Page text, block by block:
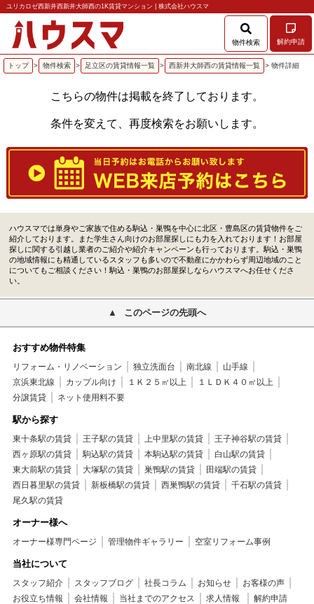
ユリカロゼ西新井西新井大師西の1K賃貸マンション | 株式会社ハウスマ
物件検索 解約申請
トップ > 物件検索 > 足立区の賃貸情報一覧 > 西新井大師西の賃貸情報一覧 > 物件詳細
こちらの物件は掲載を終了しております。
条件を変えて、再度検索をお願いします。
ハウスマでは単身やご家族で住める駒込・巣鴨を中心に北区・豊島区の賃貸物件をご
紹介しております。また学生さん向けのお部屋探しにも力を入れております！お部屋
探しに関する引越し業者のご紹介や紹介キャンペーンも行っております。駒込・巣鴨
の地域情報にも精通しているスタッフも多いので不動産にかかわらず周辺地域のこと
についてもご相談ください！駒込・巣鴨のお部屋探しならハウスマへお任せくださ
い。
このページの先頭へ
おすすめ物件特集
リフォーム・リノベーション 独立洗面台 南北線
山手線
京浜東北線
カップル向け １Ｋ２５㎡以上
１ＬＤＫ４０㎡以上
分譲賃貸
ネット使用料不要
駅から探す
東十条駅の賃貸 王子駅の賃貸 上中里駅の賃貸
王子神谷駅の賃貸
西ヶ原駅の賃貸
駒込駅の賃貸 本駒込駅の賃貸
白山駅の賃貸
東大前駅の賃貸
大塚駅の賃貸 巣鴨駅の賃貸
田端駅の賃貸
西日暮里駅の賃貸
新板橋駅の賃貸 西巣鴨駅の賃貸
千石駅の賃貸
尾久駅の賃貸
オーナー様へ
オーナー様専門ページ 管理物件ギャラリー 空室リフォーム事例
当社について
スタッフ紹介 スタッフブログ 社長コラム お知らせ
お客様の声
お役立ち情報
会社情報 当社までのアクセス 求人情報 解約申請